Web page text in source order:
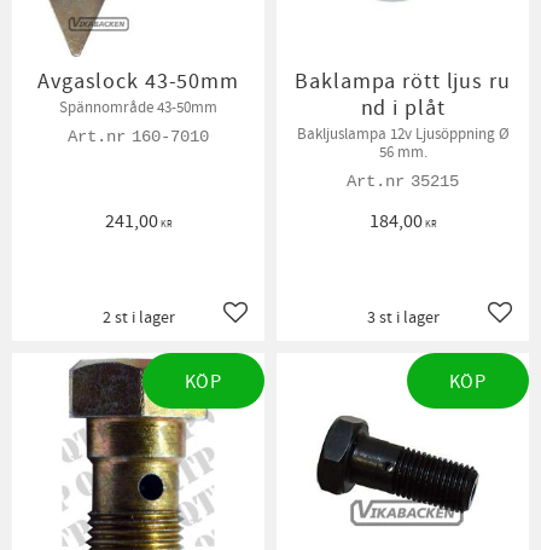
Avgaslock 43-50mm
Spännområde 43-50mm
160-7010
241,00KR
Lägg till i favoriter
2 st i lager
Baklampa rött ljus ru
nd i plåt
Bakljuslampa 12v Ljusöppning Ø
56 mm.
35215
184,00KR
3 st i lager
KÖP KÖP